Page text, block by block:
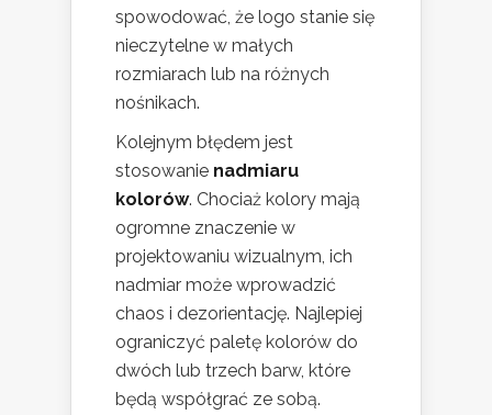
spowodować, że logo stanie się
nieczytelne w małych
rozmiarach lub na różnych
nośnikach.
Kolejnym błędem jest
stosowanie nadmiaru
kolorów. Chociaż kolory mają
ogromne znaczenie w
projektowaniu wizualnym, ich
nadmiar może wprowadzić
chaos i dezorientację. Najlepiej
ograniczyć paletę kolorów do
dwóch lub trzech barw, które
będą współgrać ze sobą.